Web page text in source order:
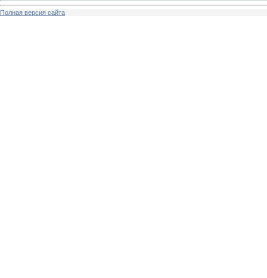
Полная версия сайта